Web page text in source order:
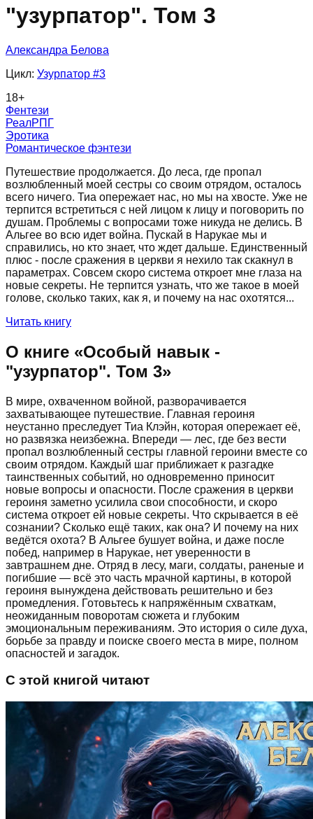
"узурпатор". Том 3
Александра Белова
Цикл: Узурпатор #3
18+
Фентези
РеалРПГ
Эротика
Романтическое фэнтези
Путешествие продолжается. До леса, где пропал
возлюбленный моей сестры со своим отрядом, осталось
всего ничего. Тиа опережает нас, но мы на хвосте. Уже не
терпится встретиться с ней лицом к лицу и поговорить по
душам. Проблемы с вопросами тоже никуда не делись. В
Альгее во всю идет война. Пускай в Нарукае мы и
справились, но кто знает, что ждет дальше. Единственный
плюс - после сражения в церкви я нехило так скакнул в
параметрах. Совсем скоро система откроет мне глаза на
новые секреты. Не терпится узнать, что же такое в моей
голове, сколько таких, как я, и почему на нас охотятся...
Читать книгу
О книге «Особый навык -
"узурпатор". Том 3»
В мире, охваченном войной, разворачивается
захватывающее путешествие. Главная героиня
неустанно преследует Тиа Клэйн, которая опережает её,
но развязка неизбежна. Впереди — лес, где без вести
пропал возлюбленный сестры главной героини вместе со
своим отрядом. Каждый шаг приближает к разгадке
таинственных событий, но одновременно приносит
новые вопросы и опасности. После сражения в церкви
героиня заметно усилила свои способности, и скоро
система откроет ей новые секреты. Что скрывается в её
сознании? Сколько ещё таких, как она? И почему на них
ведётся охота? В Альгее бушует война, и даже после
побед, например в Нарукае, нет уверенности в
завтрашнем дне. Отряд в лесу, маги, солдаты, раненые и
погибшие — всё это часть мрачной картины, в которой
героиня вынуждена действовать решительно и без
промедления. Готовьтесь к напряжённым схваткам,
неожиданным поворотам сюжета и глубоким
эмоциональным переживаниям. Это история о силе духа,
борьбе за правду и поиске своего места в мире, полном
опасностей и загадок.
С этой книгой читают